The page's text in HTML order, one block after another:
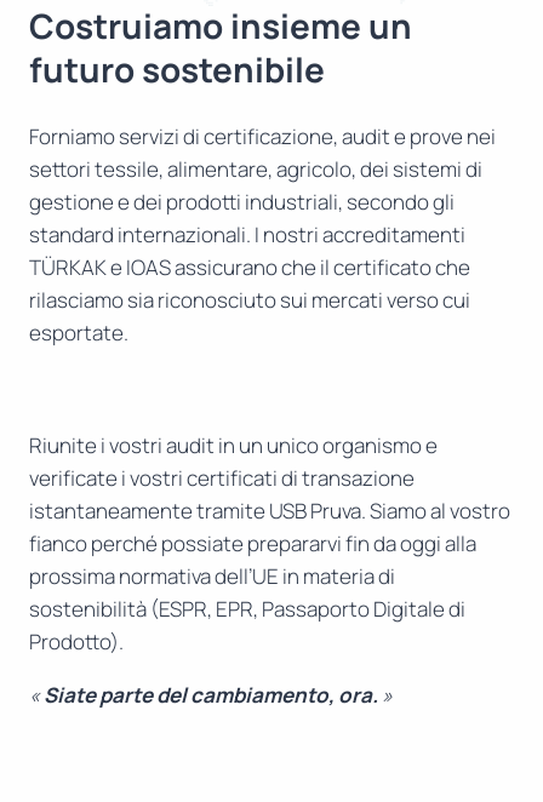
Costruiamo insieme un
futuro sostenibile
Forniamo servizi di certificazione, audit e prove nei
settori tessile, alimentare, agricolo, dei sistemi di
gestione e dei prodotti industriali, secondo gli
standard internazionali. I nostri accreditamenti
TÜRKAK e IOAS assicurano che il certificato che
rilasciamo sia riconosciuto sui mercati verso cui
esportate.
Riunite i vostri audit in un unico organismo e
verificate i vostri certificati di transazione
istantaneamente tramite USB Pruva. Siamo al vostro
fianco perché possiate prepararvi fin da oggi alla
prossima normativa dell’UE in materia di
sostenibilità (ESPR, EPR, Passaporto Digitale di
Prodotto).
«Siate parte del cambiamento, ora. »